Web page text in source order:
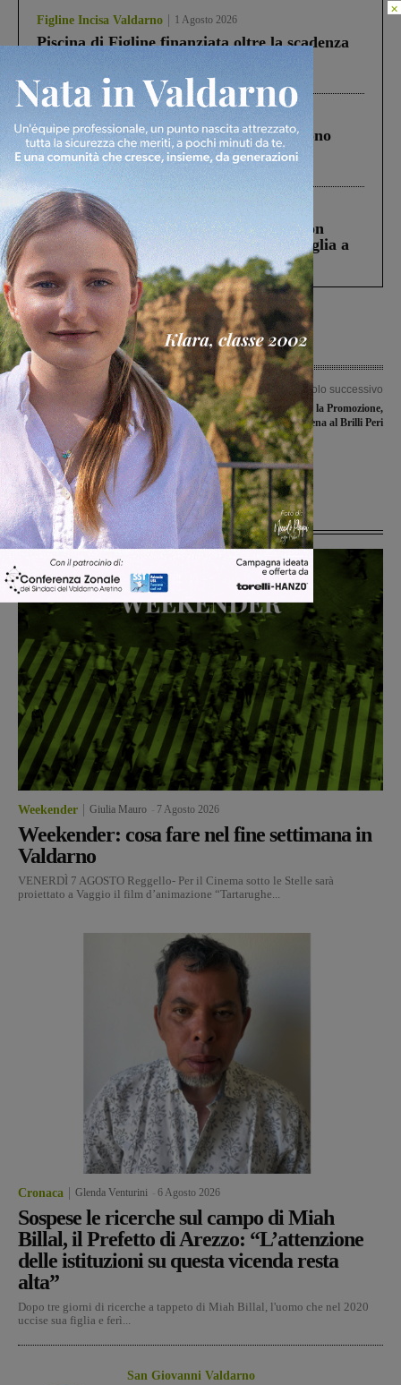
Figline Incisa Valdarno 1 Agosto 2026
Piscina di Figline finanziata oltre la scadenza
ringraziamento al Governo”
Cronaca 4 Agosto 2026
Un anno fa la strage in A1 in cui morirono
Gianni, Giulia e Franco. Lo schianto, il
processo, lo stop ai sorpassi fra tir....
Cronaca 3 Agosto 2026
Scomparso da una struttura di Castiglion
Fiorentino l’uomo che aveva ucciso la figlia a
Levane nel 2020
Articolo precedente
Scaffali semi vuoti in alcuni punti
vendita Despar del Valdarno, in
difficoltà il gruppo Cadla.
Scongiurata la chiusura, incontri con i
sindacati
Articolo successivo
Aquila in festa per la Promozione,
domenica la grande cena al Brilli Peri
Ultime Notizie
Weekender Giulia Mauro 7 Agosto 2026
Weekender: cosa fare nel fine settimana in
Valdarno
VENERDÌ 7 AGOSTO Reggello- Per il Cinema sotto le Stelle sarà
proiettato a Vaggio il film d’animazione “Tartarughe...
Cronaca Glenda Venturini 6 Agosto 2026
Sospese le ricerche sul campo di Miah
Billal, il Prefetto di Arezzo: “L’attenzione
delle istituzioni su questa vicenda resta
alta”
Dopo tre giorni di ricerche a tappeto di Miah Billal, l'uomo che nel 2020
uccise sua figlia e ferì...
San Giovanni Valdarno
×